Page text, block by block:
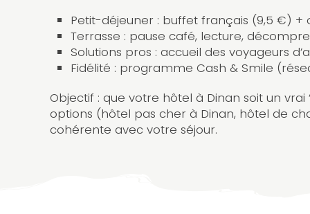
Petit-déjeuner : buffet français (9,5 €) +
Terrasse : pause café, lecture,
Solutions pros : accueil des voyageurs
Fidélité : programme Cash & Smile
Objectif : que votre hôtel à Dinan soit un
options (hôtel pas cher à Dinan, hôtel de
cohérente avec votre séjour.